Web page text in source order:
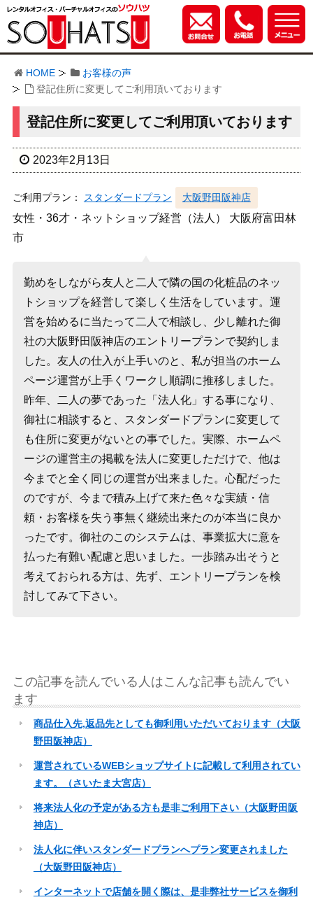
HOME
お客様の声
登記住所に変更してご利用頂いております
登記住所に変更してご利用頂いております
2023年2月13日
ご利用プラン： スタンダードプラン 大阪野田阪神店
女性・36才・ネットショップ経営（法人） 大阪府富田林
市
勤めをしながら友人と二人で隣の国の化粧品のネッ
トショップを経営して楽しく生活をしています。運
営を始めるに当たって二人で相談し、少し離れた御
社の大阪野田阪神店のエントリープランで契約しま
した。友人の仕入が上手いのと、私が担当のホーム
ページ運営が上手くワークし順調に推移しました。
昨年、二人の夢であった「法人化」する事になり、
御社に相談すると、スタンダードプランに変更して
も住所に変更がないとの事でした。実際、ホームペ
ージの運営主の掲載を法人に変更しただけで、他は
今までと全く同じの運営が出来ました。心配だった
のですが、今まで積み上げて来た色々な実績・信
頼・お客様を失う事無く継続出来たのが本当に良か
ったです。御社のこのシステムは、事業拡大に意を
払った有難い配慮と思いました。一歩踏み出そうと
考えておられる方は、先ず、エントリープランを検
討してみて下さい。
この記事を読んでいる人はこんな記事も読んでい
ます
商品仕入先,返品先としても御利用いただいております（大阪
野田阪神店）
運営されているWEBショップサイトに記載して利用されてい
ます。（さいたま大宮店）
将来法人化の予定がある方も是非ご利用下さい（大阪野田阪
神店）
法人化に伴いスタンダードプランへプラン変更されました
（大阪野田阪神店）
インターネットで店舗を開く際は、是非弊社サービスを御利